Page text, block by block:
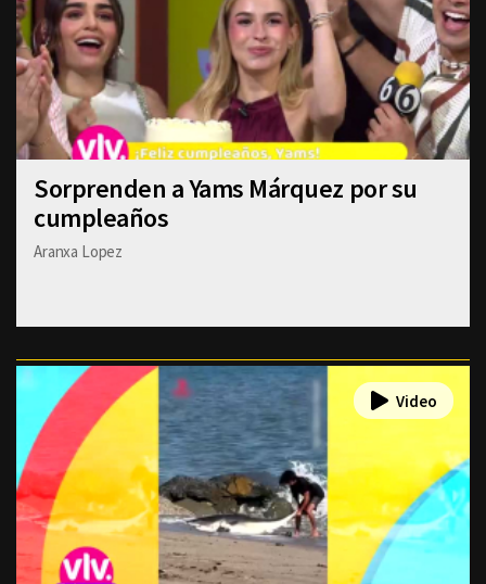
Sorprenden a Yams Márquez por su
cumpleaños
Aranxa Lopez